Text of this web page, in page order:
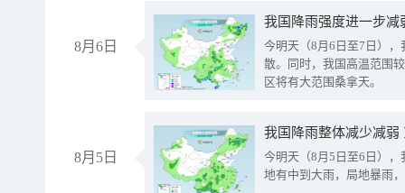
8月6日
今明天（8月6日至7日）
散。同时，我国高温范围
区将有大范围桑拿天。
8月5日
我国降雨整体减少减弱
今明天（8月5日至6日）
地有中到大雨，局地暴雨